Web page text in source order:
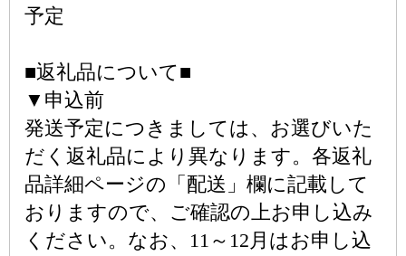
予定
■返礼品について■
▼申込前
発送予定につきましては、お選びいた
だく返礼品により異なります。各返礼
品詳細ページの「配送」欄に記載して
おりますので、ご確認の上お申し込み
ください。なお、11～12月はお申し込